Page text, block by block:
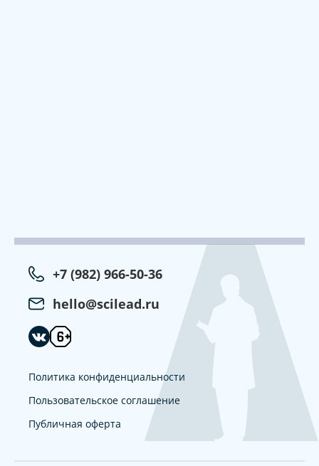
+7 (982) 966-50-36
hello@scilead.ru
Политика конфиденциальности
Пользовательское соглашение
Публичная оферта